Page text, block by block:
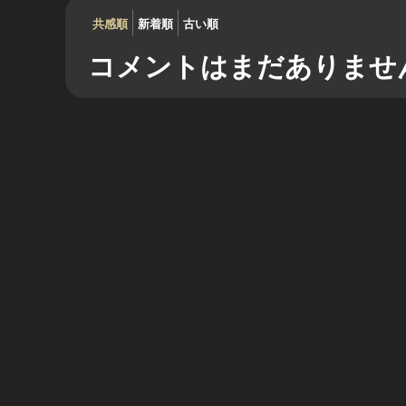
共感順 新着順 古い順
コメントはまだありませ